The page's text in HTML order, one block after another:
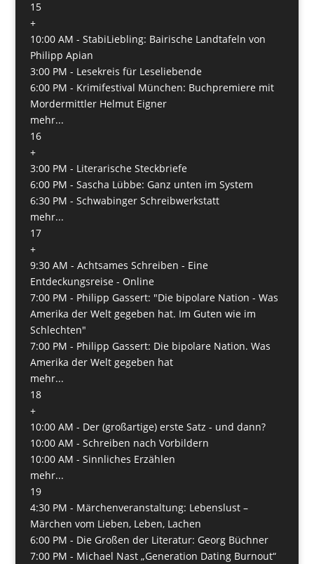
15
+
10:00 AM - StabiLiebling: Bairische Landtafeln von
Philipp Apian
3:00 PM - Lesekreis für Leseliebende
6:00 PM - Krimifestival München: Buchpremiere mit
Mordermittler Helmut Eigner
mehr...
16
+
3:00 PM - Literarische Steckbriefe
6:00 PM - Sascha Lübbe: Ganz unten im System
6:30 PM - Schwabinger Schreibwerkstatt
mehr...
17
+
9:30 AM - Achtsames Schreiben - Eine
Entdeckungsreise - Online
7:00 PM - Philipp Gassert: "Die bipolare Nation - Was
Amerika der Welt gegeben hat. Im Guten wie im
Schlechten"
7:00 PM - Philipp Gassert: Die bipolare Nation. Was
Amerika der Welt gegeben hat
mehr...
18
+
10:00 AM - Der (großartige) erste Satz - und dann?
10:00 AM - Schreiben nach Vorbildern
10:00 AM - Sinnliches Erzählen
mehr...
19
4:30 PM - Märchenveranstaltung: Lebenslust –
Märchen vom Lieben, Leben, Lachen
6:00 PM - Die Großen der Literatur: Georg Büchner
7:00 PM - Michael Nast „Generation Dating Burnout“